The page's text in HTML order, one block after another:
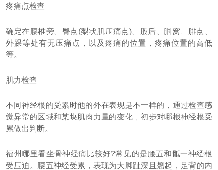
疼痛点检查
确定在腰椎旁、臀点(梨状肌压痛点)、股后、腘窝、腓点、
外踝等处有无压痛点，以及疼痛的位置，疼痛位置的高低
等。
肌力检查
不同神经根的受累时他的外在表现是不一样的，通过检查感
觉异常的区域和某块肌肉力量的变化，初步对哪根神经根受
累做出判断。
福州哪里看坐骨神经痛比较好?常见的是腰五和骶一神经根
受压迫。腰五神经受累，表现为大脚趾深且翘起，足背的内